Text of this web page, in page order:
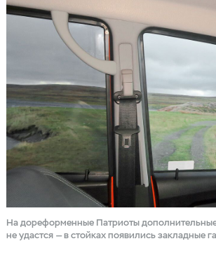
На дореформенные Патриоты
не удастся — в стойках появились закладные